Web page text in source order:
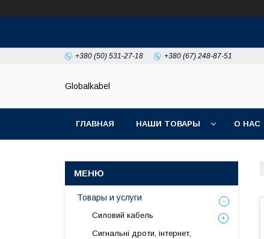
+380 (50) 531-27-18 +380 (67) 248-87-51
Globalkabel
ГЛАВНАЯ НАШИ ТОВАРЫ О НАС
Товары и услуги
Силовий кабель
Сигнальні дроти, інтернет,